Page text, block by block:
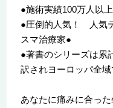
●施術実績100万人以
●圧倒的人気！ 人気
スマ治療家●
●著書のシリーズは累
訳されヨーロッパ全
あなたに痛みに合っ